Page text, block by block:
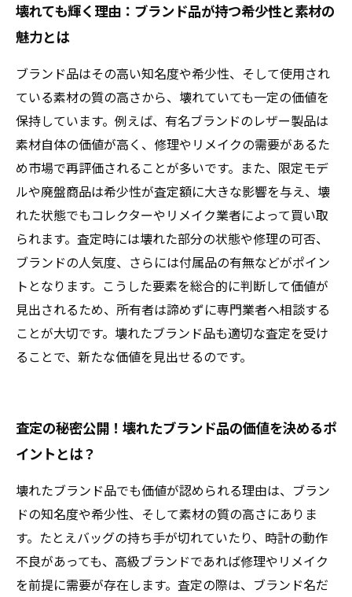
壊れても輝く理由：ブランド品が持つ希少性と素材の
魅力とは
ブランド品はその高い知名度や希少性、そして使用され
ている素材の質の高さから、壊れていても一定の価値を
保持しています。例えば、有名ブランドのレザー製品は
素材自体の価値が高く、修理やリメイクの需要があるた
め市場で再評価されることが多いです。また、限定モデ
ルや廃盤商品は希少性が査定額に大きな影響を与え、壊
れた状態でもコレクターやリメイク業者によって買い取
られます。査定時には壊れた部分の状態や修理の可否、
ブランドの人気度、さらには付属品の有無などがポイン
トとなります。こうした要素を総合的に判断して価値が
見出されるため、所有者は諦めずに専門業者へ相談する
ことが大切です。壊れたブランド品も適切な査定を受け
ることで、新たな価値を見出せるのです。
査定の秘密公開！壊れたブランド品の価値を決めるポ
イントとは？
壊れたブランド品でも価値が認められる理由は、ブラン
ドの知名度や希少性、そして素材の質の高さにありま
す。たとえバッグの持ち手が切れていたり、時計の動作
不良があっても、高級ブランドであれば修理やリメイク
を前提に需要が存在します。査定の際は、ブランド名だ